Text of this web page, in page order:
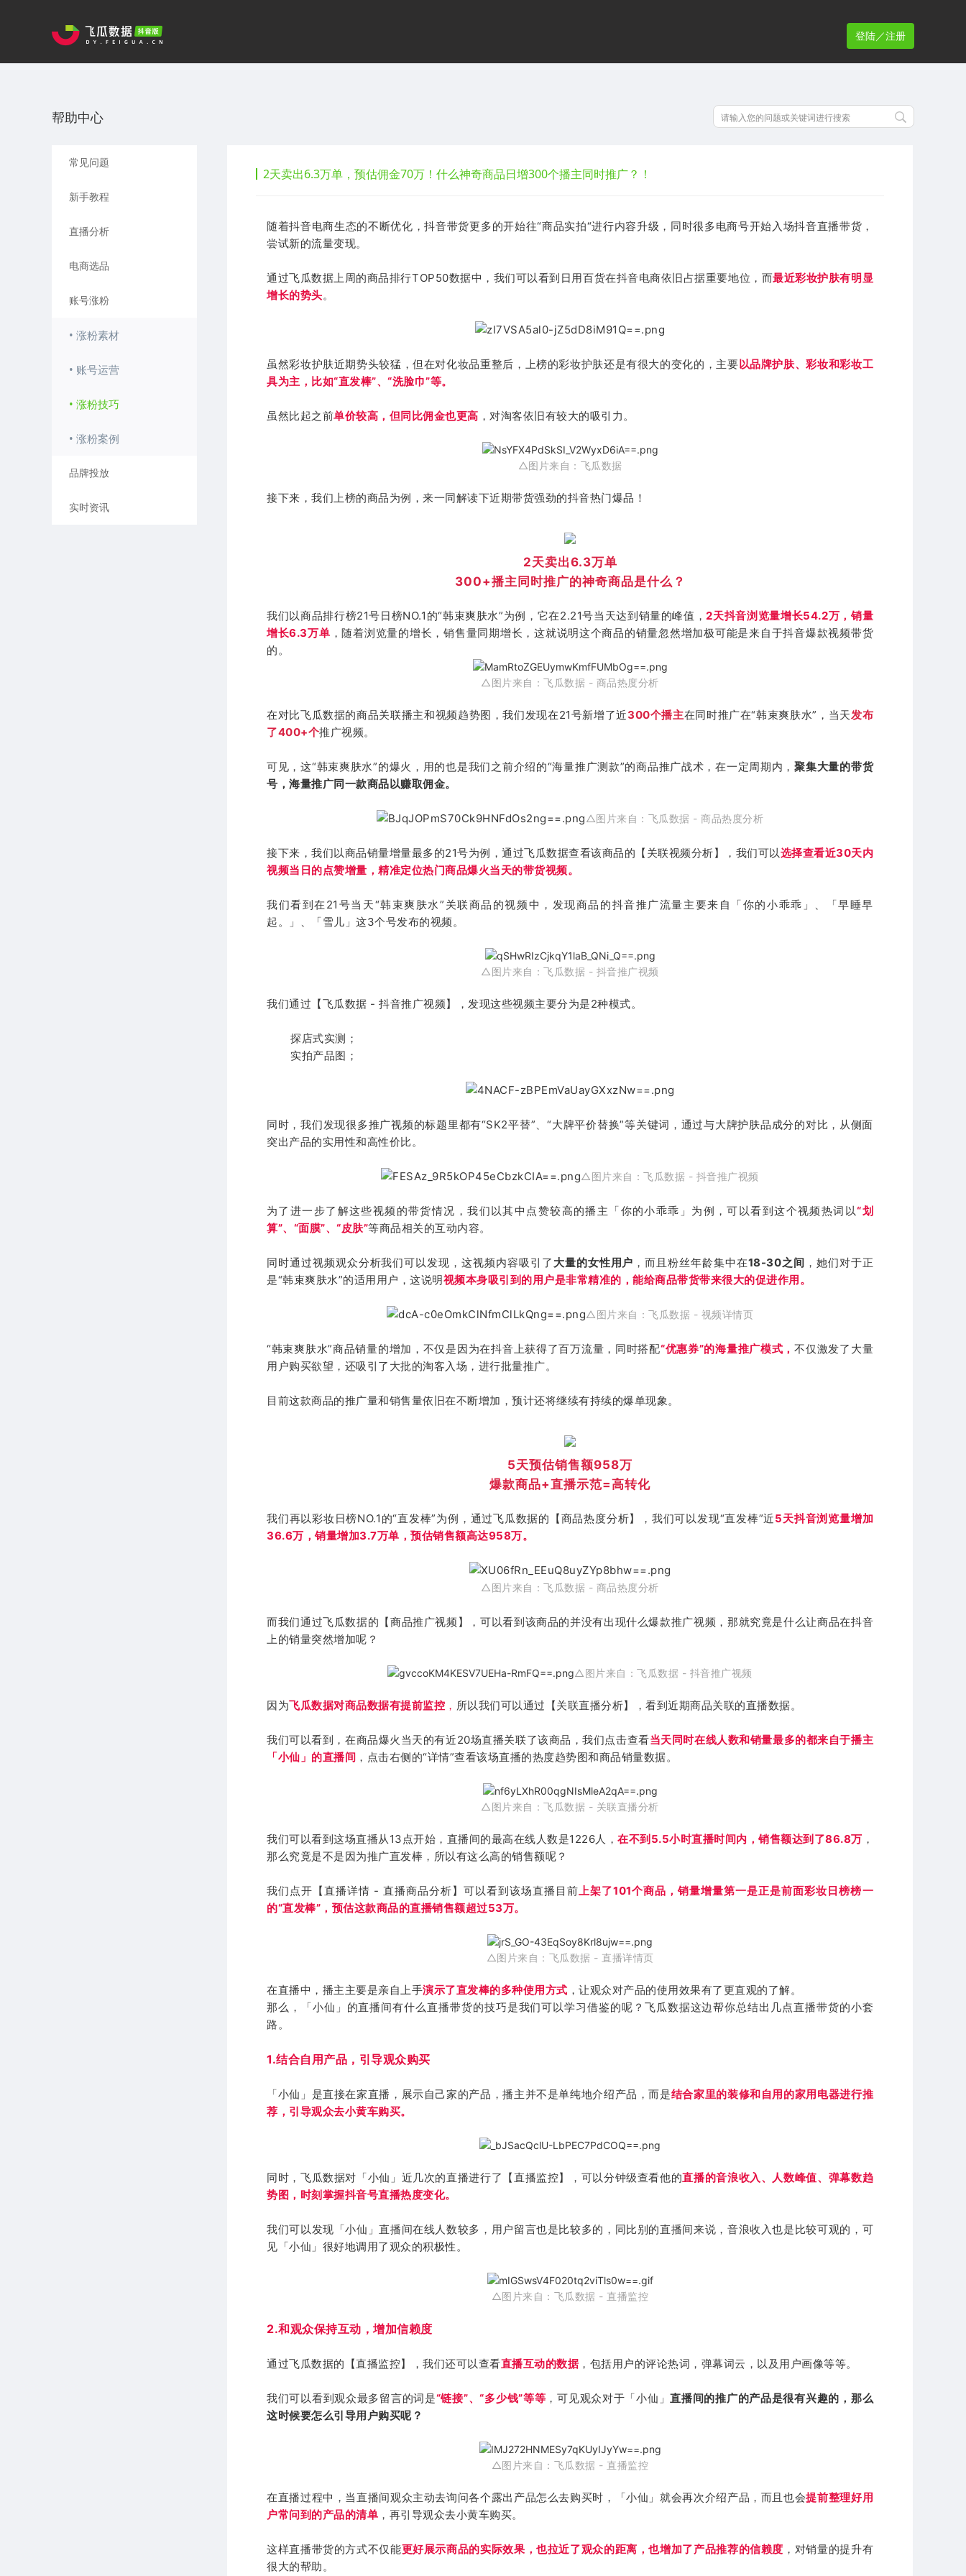
登陆／注册
帮助中心
常见问题
新手教程
直播分析
电商选品
账号涨粉
• 涨粉素材
• 账号运营
• 涨粉技巧
• 涨粉案例
品牌投放
实时资讯
2天卖出6.3万单，预估佣金70万！什么神奇商品日增300个播主同时推广？！
随着抖音电商生态的不断优化，抖音带货更多的开始往“商品实拍“进行内容升级，同时很多电商号开始入场抖音直播带货，
尝试新的流量变现。
通过飞瓜数据上周的商品排行TOP50数据中，我们可以看到日用百货在抖音电商依旧占据重要地位，而最近彩妆护肤有明显
增长的势头。
虽然彩妆护肤近期势头较猛，但在对化妆品重整后，上榜的彩妆护肤还是有很大的变化的，主要以品牌护肤、彩妆和彩妆工
具为主，比如“直发棒”、“洗脸巾”等。
虽然比起之前单价较高，但同比佣金也更高 ，对淘客依旧有较大的吸引力。
△图片来自：飞瓜数据
接下来，我们上榜的商品为例，来一同解读下近期带货强劲的抖音热门爆品！
2天卖出6.3万单
300+播主同时推广的神奇商品是什么？
我们以商品排行榜21号日榜NO.1的“韩束爽肤水”为例，它在2.21号当天达到销量的峰值，2天抖音浏览量增长54.2万，销量
增长6.3万单 ，随着浏览量的增长，销售量同期增长，这就说明这个商品的销量忽然增加极可能是来自于抖音爆款视频带货
的。
△图片来自：飞瓜数据 - 商品热度分析
在对比飞瓜数据的商品关联播主和视频趋势图，我们发现在21号新增了近300个播主在同时推广在“韩束爽肤水”，当天发布
了400+个推广视频。
可见，这“韩束爽肤水”的爆火，用的也是我们之前介绍的“海量推广测款”的商品推广战术，在一定周期内，聚集大量的带货
号，海量推广同一款商品以赚取佣金。
△图片来自： 飞瓜数据 - 商品热度分析
接下来，我们以商品销量增量最多的21号为例，通过飞瓜数据查看该商品的【关联视频分析】，我们可以选择查看近30天内
视频当日的点赞增量，精准定位热门商品爆火当天的带货视频。
我们看到在21号当天“韩束爽肤水”关联商品的视频中，发现商品的抖音推广流量主要来自「你的小乖乖」、「早睡早
起。」、
「雪儿 」 这3个号发布的视频。
△图片来自：飞瓜数据 - 抖音推广视频
我们通过【飞瓜数据 - 抖音推广视频】，发现这些视频主要分为是2种模式。
探店式实测；
实拍产品图；
同时，我们发现很多推广视频的标题里都有“SK2平替”、“大牌平价替换”等关键词，通过与大牌护肤品成分的对比，从侧面
突出产品的实用性和高性价比。
△图片来自：飞瓜数据 - 抖音推广视频
为了进一步了解这些视频的带货情况，我们以其中点赞较高的播主「你的小乖乖」为例，可以看到这个视频热词以“划
算”、“面膜”、“皮肤”等商品相关的互动内容。
同时通过视频观众分析我们可以发现，这视频内容吸引了 大量的女性用户 ，而且粉丝年龄集中在18-30之间 ，她们对于正
是“韩束爽肤水”的适用用户，这说明视频本身吸引到的用户是非常精准的，能给商品带货带来很大的促进作用。
△图片来自： 飞瓜数据 - 视频详情页
“韩束爽肤水”商品销量的增加，不仅是因为在抖音上获得了百万流量，同时搭配“优惠券”的海量推广模式，不仅激发了大量
用户购买欲望，还吸引了大批的淘客入场，进行批量推广。
目前这款商品的推广量和销售量依旧在不断增加，预计还将继续有持续的爆单现象。
5天预估销售额958万
爆款商品+直播示范=高转化
我们再以彩妆日榜NO.1的“直发棒”为例，通过飞瓜数据的【商品热度分析】，我们可以发现“直发棒”近5天抖音浏览量增加
36.6万，销量增加3.7万单，预估销售额高达958万。
△图片来自：飞瓜数据 - 商品热度分析
而我们通过飞瓜数据的【商品推广视频】，可以看到该商品的并没有出现什么爆款推广视频，那就究竟是什么让商品在抖音
上的销量突然增加呢？
△图片来自：飞瓜数据 - 抖音推广视频
因为飞瓜数据对商品数据有提前监控 ， 所以我们可以通过【关联直播分析】，看到近期商品关联的直播数据。
我们可以看到，在商品爆火当天的有近20场直播关联了该商品，我们点击查看当天同时在线人数和销量最多的都来自于播主
「小仙」的直播间 ，点击右侧的“详情”查看该场直播的热度趋势图和商品销量数据。
△图片来自：飞瓜数据 - 关联直播分析
我们可以看到这场直播从13点开始，直播间的最高在线人数是1226人， 在不到5.5小时直播时间内，销售额达到了86.8万 ，
那么究竟是不是因为推广直发棒，所以有这么高的销售额呢？
我们点开【直播详情 - 直播商品分析】可以看到该场直播目前上架了101个商品，销量增量第一是正是前面彩妆日榜榜一
的“直发棒”，预估这款商品的直播销售额超过53万。
△图片来自：飞瓜数据 - 直播详情页
在直播中，播主主要是亲自上手演示了直发棒的多种使用方式 ，让观众对产品的使用效果有了更直观的了解。
那么，
「小仙」 的直播间有什么直播带货的技巧是我们可以学习借鉴的呢？飞瓜数据这边帮你总结出几点直播带货的小套
路。
1.结合自用产品，引导观众购买
「小仙」 是直接在家直播，展示自己家的产品，播主并不是单纯地介绍产品，而是结合家里的装修和自用的家用电器进行推
荐，引导观众去小黄车购买。
同时，飞瓜数据对「小仙」近几次的直播进行了【直播监控】，可以分钟级查看他的直播的音浪收入、人数峰值、弹幕数趋
势图，时刻掌握抖音号直播热度变化。
我们可以发现 「小仙」直播间在线人数较多，用户留言也是比较多的，同比别的直播间来说，音浪收入也是比较可观的，可
见「小仙」很好地调用了观众的积极性。
△图片来自：飞瓜数据 - 直播监控
2.和观众保持互动，增加信赖度
通过飞瓜数据的【直播监控】，我们还可以查看直播互动的数据 ，包括用户的评论热词，弹幕词云，以及用户画像等等。
我们可以看到观众最多留言的词是“链接”、“多少钱”等等 ，可见观众对于 「小仙」直播间的推广的产品是很有兴趣的，那么
这时候要怎么引导用户购买呢？
△图片来自：飞瓜数据 - 直播监控
在直播过程中，当直播间观众主动去询问各个露出产品怎么去购买时，「小仙」就会再次介绍产品，而且也会提前整理好用
户常问到的产品的清单 ，再引导观众去小黄车购买。
这样直播带货的方式不仅能更好展示商品的实际效果，也拉近了观众的距离，也增加了产品推荐的信赖度 ，对销量的提升有
很大的帮助。